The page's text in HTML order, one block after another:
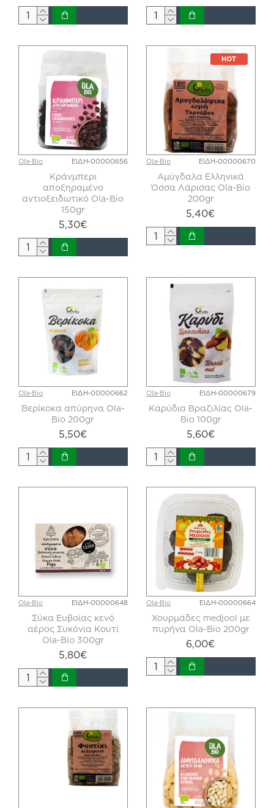
Ola-Bio ΕΙΔΗ-00000656
Κράνμπερι
αποξηραμένο
αντιοξειδωτικό Ola-Bio
150gr
5,30€
HOT
Ola-Bio ΕΙΔΗ-00000670
Αμύγδαλα Ελληνικά
Όσσα Λάρισας Ola-Bio
200gr
5,40€
Ola-Bio ΕΙΔΗ-00000662
Βερίκοκα απύρηνα Ola-
Bio 200gr
5,50€
Ola-Bio ΕΙΔΗ-00000679
Καρύδια Βραζιλίας Ola-
Bio 100gr
5,60€
Ola-Bio ΕΙΔΗ-00000648
Σύκα Ευβοίας κενό
αέρος Συκόνια Κουτί
Ola-Bio 300gr
5,80€
Ola-Bio ΕΙΔΗ-00000664
Χουρμάδες medjool με
πυρήνα Ola-Bio 200gr
6,00€